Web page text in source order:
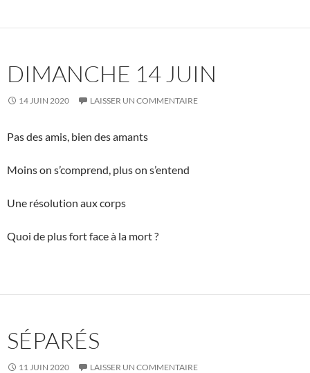
DIMANCHE 14 JUIN
14 JUIN 2020 LAISSER UN COMMENTAIRE
Pas des amis, bien des amants
Moins on s’comprend, plus on s’entend
Une résolution aux corps
Quoi de plus fort face à la mort ?
SÉPARÉS
11 JUIN 2020 LAISSER UN COMMENTAIRE